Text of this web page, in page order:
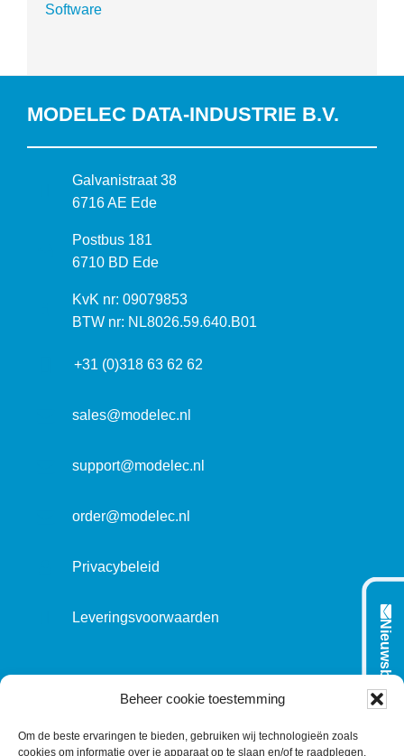
Beheer cookie toestemming
Om de beste ervaringen te bieden, gebruiken wij technologieën zoals
cookies om informatie over je apparaat op te slaan en/of te raadplegen.
Software
MODELEC DATA-INDUSTRIE B.V.
B
e
o
e
k
a
Galvanistraat 38
6716 AE Ede
P
o
t
a
s
Postbus 181
6710 BD Ede
I
n
o
m
KvK nr: 09079853
BTW nr: NL8026.59.640.B01
+31 (0)318 63 62 62
sales@modelec.nl
support@modelec.nl
order@modelec.nl
Privacybeleid
Leveringsvoorwaarden
VOLG ONS OP: Nieuwsbrief